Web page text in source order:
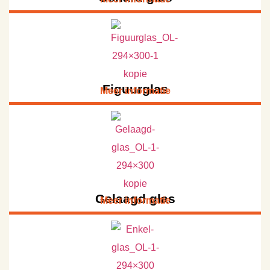
Figuurglas
Meer informatie
Gelaagd glas
Meer informatie